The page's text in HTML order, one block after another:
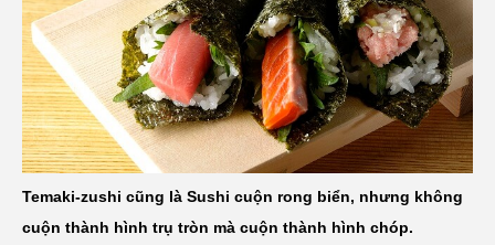
Temaki-zushi cũng là Sushi cuộn rong biển, nhưng không
cuộn thành hình trụ tròn mà cuộn thành hình chóp.